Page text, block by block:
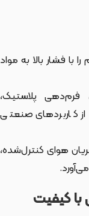
فشار بالا به مواد
فرم‌دهی پلاستیک،
کاربردهای صنعتی
هوای کنترل‌شده،
کیفیت